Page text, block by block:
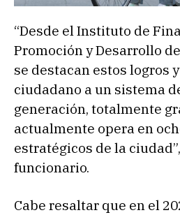
“Desde el Instituto de
Promoción y Desarrollo
se destacan estos logros
ciudadano a un sistema
generación, totalmente
actualmente opera en
estratégicos de la
funcionario.
Cabe resaltar que en el